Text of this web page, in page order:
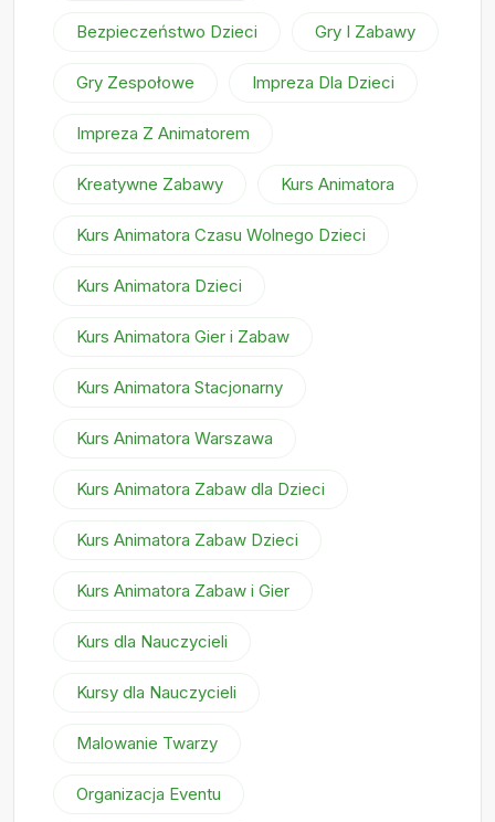
Bezpieczeństwo Dzieci Gry I Zabawy
Gry Zespołowe Impreza Dla Dzieci
Impreza Z Animatorem
Kreatywne Zabawy Kurs Animatora
Kurs Animatora Czasu Wolnego Dzieci
Kurs Animatora Dzieci
Kurs Animatora Gier i Zabaw
Kurs Animatora Stacjonarny
Kurs Animatora Warszawa
Kurs Animatora Zabaw dla Dzieci
Kurs Animatora Zabaw Dzieci
Kurs Animatora Zabaw i Gier
Kurs dla Nauczycieli
Kursy dla Nauczycieli
Malowanie Twarzy
Organizacja Eventu